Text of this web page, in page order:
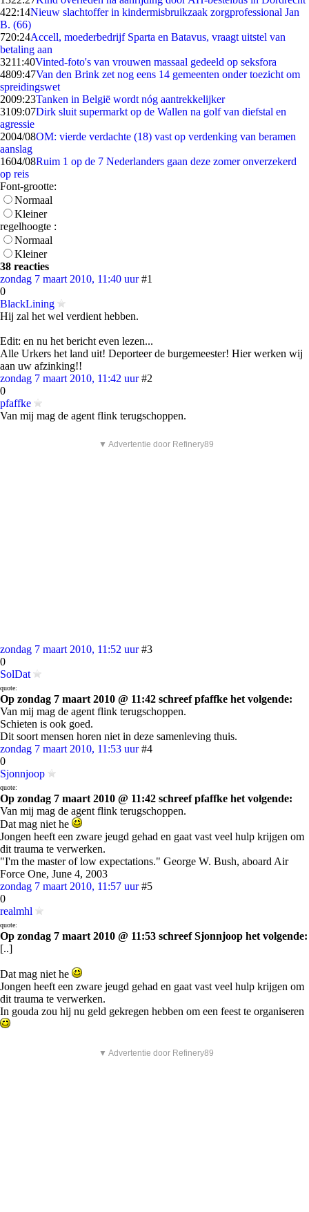
422:14Nieuw slachtoffer in kindermisbruikzaak zorgprofessional Jan
B. (66)
720:24Accell, moederbedrijf Sparta en Batavus, vraagt uitstel van
betaling aan
3211:40Vinted-foto's van vrouwen massaal gedeeld op seksfora
4809:47Van den Brink zet nog eens 14 gemeenten onder toezicht om
spreidingswet
2009:23Tanken in België wordt nóg aantrekkelijker
3109:07Dirk sluit supermarkt op de Wallen na golf van diefstal en
agressie
2004/08OM: vierde verdachte (18) vast op verdenking van beramen
aanslag
1604/08Ruim 1 op de 7 Nederlanders gaan deze zomer onverzekerd
op reis
Font-grootte:
Normaal
Kleiner
regelhoogte :
Normaal
Kleiner
38 reacties
zondag 7 maart 2010, 11:40 uur #1
0
BlackLining
Hij zal het wel verdient hebben.
Edit: en nu het bericht even lezen...
Alle Urkers het land uit! Deporteer de burgemeester! Hier werken wij
aan uw afzinking!!
zondag 7 maart 2010, 11:42 uur #2
0
pfaffke
Van mij mag de agent flink terugschoppen.
▼ Advertentie door Refinery89
zondag 7 maart 2010, 11:52 uur #3
0
SolDat
quote:
Op zondag 7 maart 2010 @ 11:42 schreef pfaffke het volgende:
Van mij mag de agent flink terugschoppen.
Schieten is ook goed.
Dit soort mensen horen niet in deze samenleving thuis.
zondag 7 maart 2010, 11:53 uur #4
0
Sjonnjoop
quote:
Op zondag 7 maart 2010 @ 11:42 schreef pfaffke het volgende:
Van mij mag de agent flink terugschoppen.
Dat mag niet he
Jongen heeft een zware jeugd gehad en gaat vast veel hulp krijgen om
dit trauma te verwerken.
"I'm the master of low expectations." George W. Bush, aboard Air
Force One, June 4, 2003
zondag 7 maart 2010, 11:57 uur #5
0
realmhl
quote:
Op zondag 7 maart 2010 @ 11:53 schreef Sjonnjoop het volgende:
[..]
Dat mag niet he
Jongen heeft een zware jeugd gehad en gaat vast veel hulp krijgen om
dit trauma te verwerken.
In gouda zou hij nu geld gekregen hebben om een feest te organiseren
▼ Advertentie door Refinery89